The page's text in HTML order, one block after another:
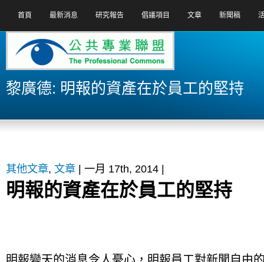
首頁 最新消息 研究報告 倡議項目 文章 新聞稿
黎廣德: 明報的資產在於員工的堅持
其他文章, 文章 | 一月 17th, 2014 |
明報的資產在於員工的堅持